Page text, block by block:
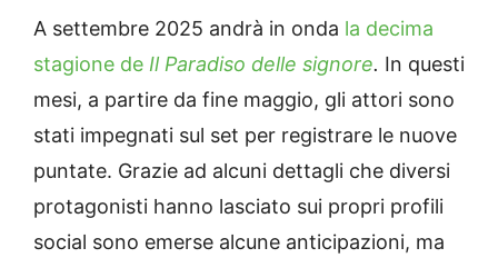
A settembre 2025 andrà in onda la decima
stagione de Il Paradiso delle signore. In questi
mesi, a partire da fine maggio, gli attori sono
stati impegnati sul set per registrare le nuove
puntate. Grazie ad alcuni dettagli che diversi
protagonisti hanno lasciato sui propri profili
social sono emerse alcune anticipazioni, ma